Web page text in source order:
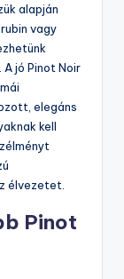
alapján
vagy
jó Pinot Noir
elegáns
kell
élvezetet.
Pinot